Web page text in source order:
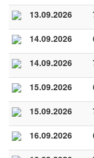
13.09.2026
14.09.2026
14.09.2026
15.09.2026
15.09.2026
16.09.2026